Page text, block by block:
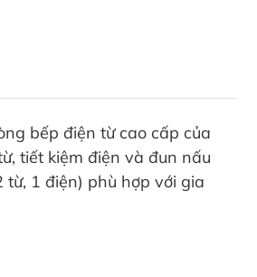
bếp điện từ cao cấp của
tiết kiệm điện và đun nấu
1 điện) phù hợp với gia